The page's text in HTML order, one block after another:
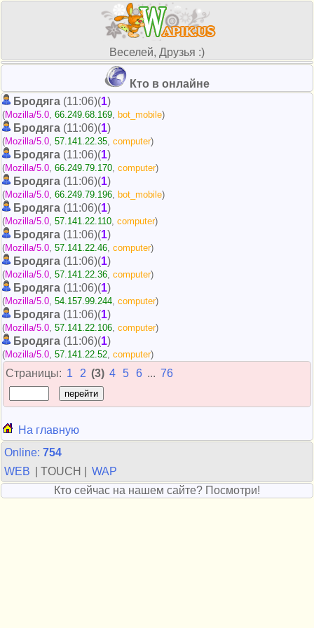
Веселей, Друзья :)
Кто в онлайне
Бродяга (11:06)(1)
(Mozilla/5.0, 66.249.68.169, bot_mobile)
Бродяга (11:06)(1)
(Mozilla/5.0, 57.141.22.35, computer)
Бродяга (11:06)(1)
(Mozilla/5.0, 66.249.79.170, computer)
Бродяга (11:06)(1)
(Mozilla/5.0, 66.249.79.196, bot_mobile)
Бродяга (11:06)(1)
(Mozilla/5.0, 57.141.22.110, computer)
Бродяга (11:06)(1)
(Mozilla/5.0, 57.141.22.46, computer)
Бродяга (11:06)(1)
(Mozilla/5.0, 57.141.22.36, computer)
Бродяга (11:06)(1)
(Mozilla/5.0, 54.157.99.244, computer)
Бродяга (11:06)(1)
(Mozilla/5.0, 57.141.22.106, computer)
Бродяга (11:06)(1)
(Mozilla/5.0, 57.141.22.52, computer)
Страницы: 1 2 (3) 4 5 6 ... 76
На главную
Online: 754
WEB
| TOUCH |
WAP
Кто сейчас на нашем сайте? Посмотри!